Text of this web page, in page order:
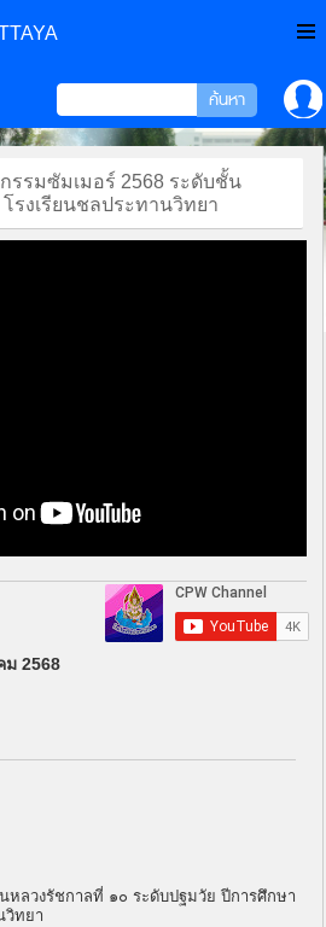
รรมซัมเมอร์ 2568 ระดับชั้น
รงเรียนชลประทานวิทยา
ม 2568
ลวงรัชกาลที่ ๑๐ ระดับปฐมวัย ปีการศึกษา
วิทยา